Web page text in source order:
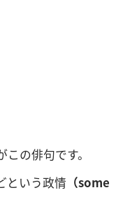
の俳句です。
という政情 （some